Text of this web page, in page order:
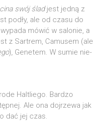
swój śladjest jed­ną z
pod­ły, ale od cza­su do
mówić w salo­nie, a
z Sar­trem, Camu­sem (ale
), Gene­tem. W sumie nie­
Hal­tlie­go. Bar­dzo
Ale ona doj­rze­wa jak
dać jej czas.